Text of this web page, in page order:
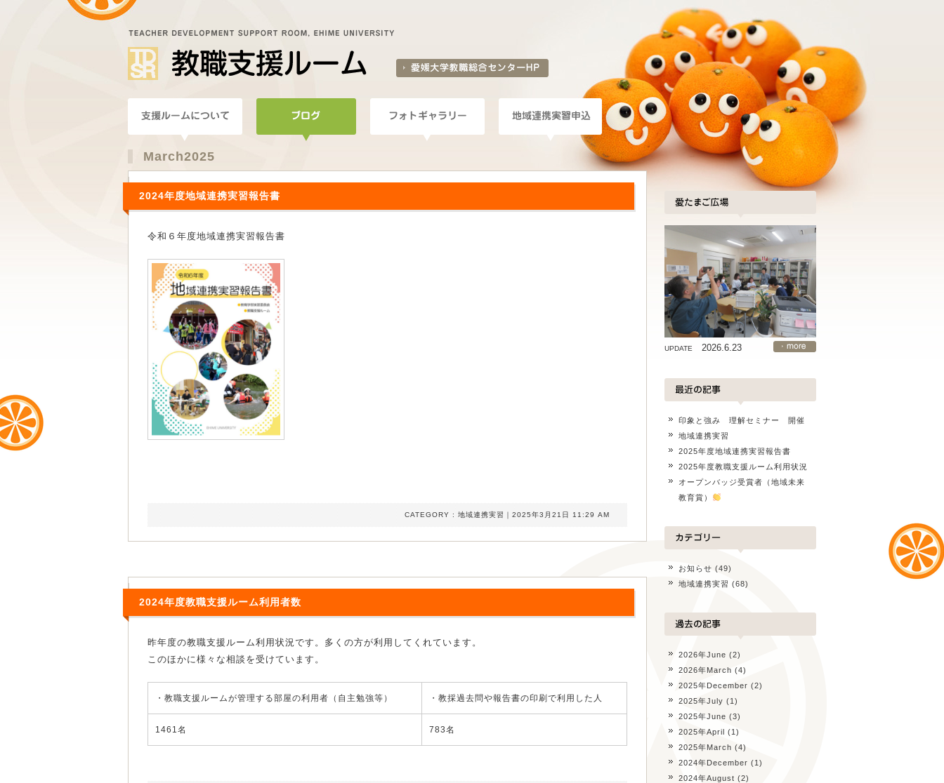
March2025
2024年度地域連携実習報告書
令和６年度地域連携実習報告書
CATEGORY : 地域連携実習 ｜2025年3月21日 11:29 AM
2024年度教職支援ルーム利用者数
昨年度の教職支援ルーム利用状況です。多くの方が利用してくれています。
このほかに様々な相談を受けています。
・教職支援ルームが管理する部屋の利用者（自主勉強等） ・教採過去問や報告書の印刷で利用した人
1461名 783名
UPDATE 2026.6.23
印象と強み 理解セミナー 開催
地域連携実習
2025年度地域連携実習報告書
2025年度教職支援ルーム利用状況
オープンバッジ受賞者（地域未来
教育賞）
お知らせ (49)
地域連携実習 (68)
2026年June (2)
2026年March (4)
2025年December (2)
2025年July (1)
2025年June (3)
2025年April (1)
2025年March (4)
2024年December (1)
2024年August (2)